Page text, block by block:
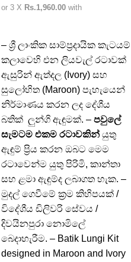
or 3 X Rs.1,960.00 with
– ශ්‍රී ලාංකික සාම්ප්‍රදායික කැටයම්
කලාවෙහි එන ලියවැල් රටාවක්
ඇසුරින් ඇත්දල (Ivory) සහ
සුලෝහිත (Maroon) පැහැයෙන්
නිර්මාණය කරන ලද දේශීය
බතික් ලුන්ගි ඇඳුමක්. – පවුලේ
සැමටම එකම රටාවකින් යුතු
ඇඳුම් ප්‍රිය කරන ඔබට මෙම
රටාවෙන්ම යුතු පිරිමි, කාන්තා
සහ ළමා ඇඳුම්ද ලබාගත හැක. –
මුදල් ගෙවීමේ ක්‍රම කිහිපයක් /
විදේශීය ඩිලිවරි සේවය /
දිවයිනපුරා නොමිලේ
බෙදාහැරීම. – Batik Lungi Kit
designed in Maroon and Ivory